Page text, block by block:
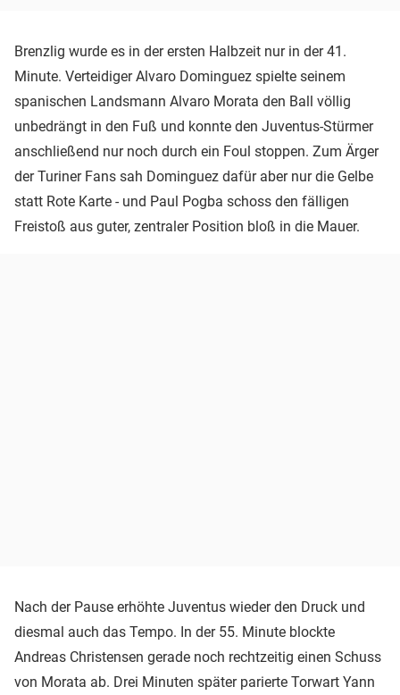
Brenzlig wurde es in der ersten Halbzeit nur in der 41.
Minute. Verteidiger Alvaro Dominguez spielte seinem
spanischen Landsmann Alvaro Morata den Ball völlig
unbedrängt in den Fuß und konnte den Juventus-Stürmer
anschließend nur noch durch ein Foul stoppen. Zum Ärger
der Turiner Fans sah Dominguez dafür aber nur die Gelbe
statt Rote Karte - und Paul Pogba schoss den fälligen
Freistoß aus guter, zentraler Position bloß in die Mauer.
Nach der Pause erhöhte Juventus wieder den Druck und
diesmal auch das Tempo. In der 55. Minute blockte
Andreas Christensen gerade noch rechtzeitig einen Schuss
von Morata ab. Drei Minuten später parierte Torwart Yann